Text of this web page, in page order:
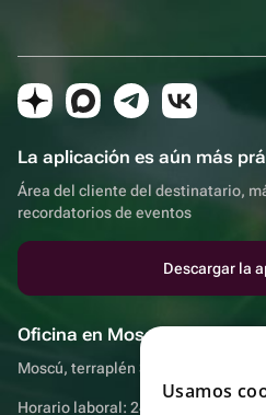
La aplicación es aún más
Área del cliente del destinatario,
recordatorios de eventos
Descargar la
Oficina en Moscú
Moscú, terraplén Sadovnicheskaya,
Horario laboral: 24 horas
Usamos